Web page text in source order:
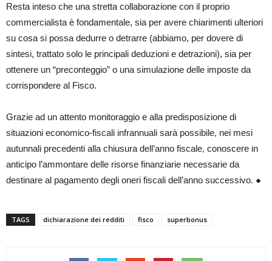
Resta inteso che una stretta collaborazione con il proprio
commercialista è fondamentale, sia per avere chiarimenti ulteriori
su cosa si possa dedurre o detrarre (abbiamo, per dovere di
sintesi, trattato solo le principali deduzioni e detrazioni), sia per
ottenere un “preconteggio” o una simulazione delle imposte da
corrispondere al Fisco.
Grazie ad un attento monitoraggio e alla predisposizione di
situazioni economico-fiscali infrannuali sarà possibile, nei mesi
autunnali precedenti alla chiusura dell’anno fiscale, conoscere in
anticipo l’ammontare delle risorse finanziarie necessarie da
destinare al pagamento degli oneri fiscali dell’anno successivo. ●
TAGS dichiarazione dei redditi fisco superbonus